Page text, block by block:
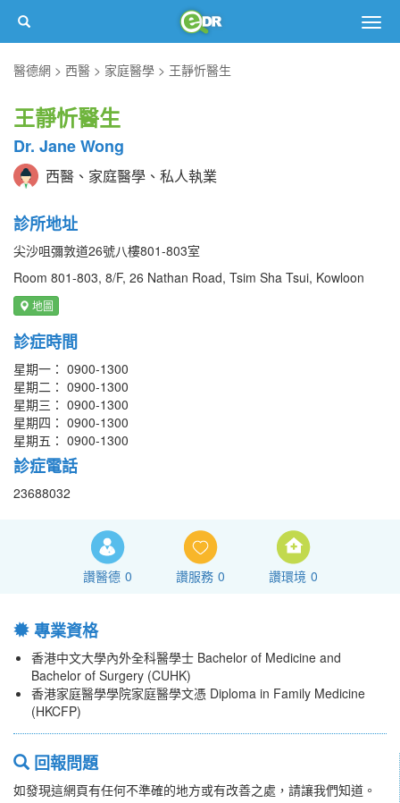
醫德網
西醫 家庭醫學 王靜忻醫生
王靜忻醫生
Dr. Jane Wong
西醫、家庭醫學、私人執業
診所地址
尖沙咀彌敦道26號八樓801-803室
Room 801-803, 8/F, 26 Nathan Road, Tsim Sha Tsui, Kowloon
地圖
診症時間
星期一： 0900-1300
星期二： 0900-1300
星期三： 0900-1300
星期四： 0900-1300
星期五： 0900-1300
診症電話
23688032
讚醫德 0 讚服務 0 讚環境 0
專業資格
香港中文大學內外全科醫學士 Bachelor of Medicine and
Bachelor of Surgery (CUHK)
香港家庭醫學學院家庭醫學文憑 Diploma in Family Medicine
(HKCFP)
回報問題
如發現這網頁有任何不準確的地方或有改善之處，請讓我們知道。